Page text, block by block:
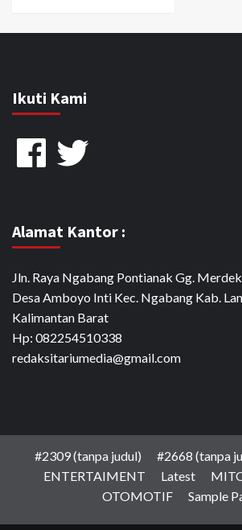
Ikuti Kami
FacebookTwitter
Alamat Kantor :
Jln. Raya Ngabang Pontianak Gg.
Desa Amboyo Inti Kec. Ngabang Kab.
Kalimantan Barat
Hp: 082254510338
redaksitariumedia@gmail.com
#2309 (tanpa judul) #2668 (tanpa
ENTERTAIMENT
Latest
OTOMOTIF
Sample